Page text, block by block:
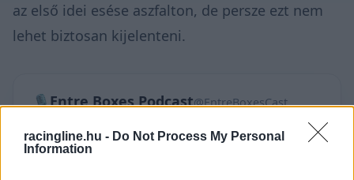
racingline.hu - Do Not Process My Personal
Information
az első idei esése aszfalton, de persze ezt nem
lehet biztosan kijelenteni.
🎙️Entre Boxes Podcast@EntreBoxesCast
Caída de Marc Márquez en el Aspar Circuit
hoy 🚨